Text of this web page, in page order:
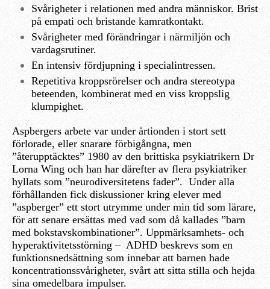
Svårigheter i relationen med andra människor. Brist
på empati och bristande kamratkontakt.
Svårigheter med förändringar i närmiljön och
vardagsrutiner.
En intensiv fördjupning i specialintressen.
Repetitiva kroppsrörelser och andra stereotypa
beteenden, kombinerat med en viss kroppslig
klumpighet.
Aspbergers arbete var under årtionden i stort sett
förlorade, eller snarare förbigångna, men
”återupptäcktes” 1980 av den brittiska psykiatrikern Dr
Lorna Wing och han har därefter av flera psykiatriker
hyllats som ”neurodiversitetens fader”. Under alla
förhållanden fick diskussioner kring elever med
”aspberger” ett stort utrymme under min tid som lärare,
för att senare ersättas med vad som då kallades ”barn
med bokstavskombinationer”. Uppmärksamhets- och
hyperaktivitetsstörning – ADHD beskrevs som en
funktionsnedsättning som innebar att barnen hade
koncentrationssvårigheter, svårt att sitta stilla och hejda
sina omedelbara impulser.